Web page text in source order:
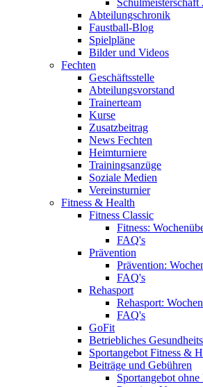
Abteilungschronik
Faustball-Blog
Spielpläne
Bilder und Videos
Fechten
Geschäftsstelle
Abteilungsvorstand
Trainerteam
Kurse
Zusatzbeitrag
News Fechten
Heimturniere
Trainingsanzüge
Soziale Medien
Vereinsturnier
Fitness & Health
Fitness Classic
Fitness:
FAQ's
Prävention
Prävention:
FAQ's
Rehasport
Rehasport:
FAQ's
GoFit
Betriebliches
Sportangebot Fitness &
Beiträge und Gebühren
Sportangebot